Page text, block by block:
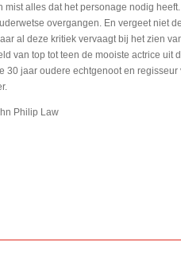
alles dat het personage nodig
overgangen. En vergeet niet
al deze kritiek vervaagt bij het zien
van top tot teen de mooiste actrice uit
jaar oudere echtgenoot en regisseur
Philip Law